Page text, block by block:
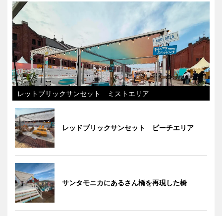
レットブリックサンセット ミストエリア
レッドブリックサンセット ビーチエリア
サンタモニカにあるさん橋を再現した橋